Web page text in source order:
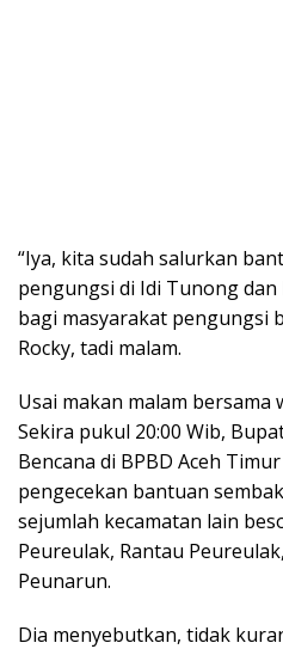
“Iya, kita sudah salurkan
pengungsi di Idi Tunong dan
bagi masyarakat pengungsi
Rocky, tadi malam.
Usai makan malam bersama
Sekira pukul 20:00 Wib,
Bencana di BPBD Aceh
pengecekan bantuan
sejumlah kecamatan lain
Peureulak, Rantau
Peunarun.
Dia menyebutkan, tidak